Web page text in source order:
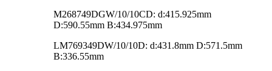
M268749DGW/10/10CD: d:415.925mm
D:590.55mm B:434.975mm
LM769349DW/10/10D: d:431.8mm D:571.5mm
B:336.55mm